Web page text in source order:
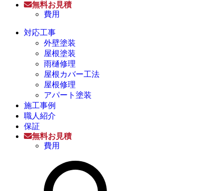
無料お見積
費用
対応工事
外壁塗装
屋根塗装
雨樋修理
屋根カバー工法
屋根修理
アパート塗装
施工事例
職人紹介
保証
無料お見積
費用